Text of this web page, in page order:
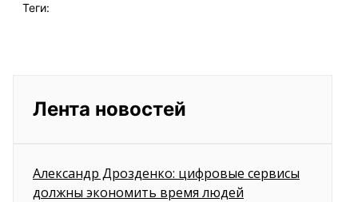
Теги:
Лента новостей
Александр Дрозденко: цифровые сервисы
должны экономить время людей